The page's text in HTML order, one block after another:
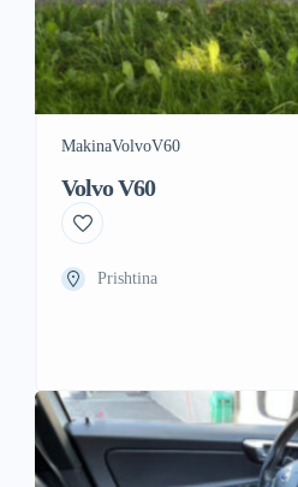
MakinaVolvoV60
Volvo V60
Prishtina